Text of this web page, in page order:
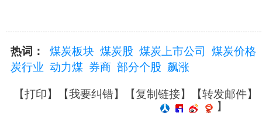
热词： 煤炭板块 煤炭股 煤炭上市公司
煤炭价格
炭行业 动力煤 券商 部分个股 飙涨
【打印】【我要纠错】【复制链接】【转发邮件】
】